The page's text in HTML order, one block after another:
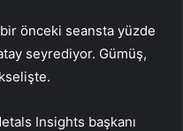
önceki seansta yüzde
seyrediyor. Gümüş,
Insights başkanı